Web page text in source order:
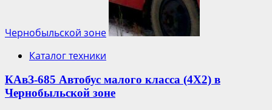
Чернобыльской зоне
Каталог техники
КАвЗ-685 Автобус малого класса (4Х2) в
Чернобыльской зоне